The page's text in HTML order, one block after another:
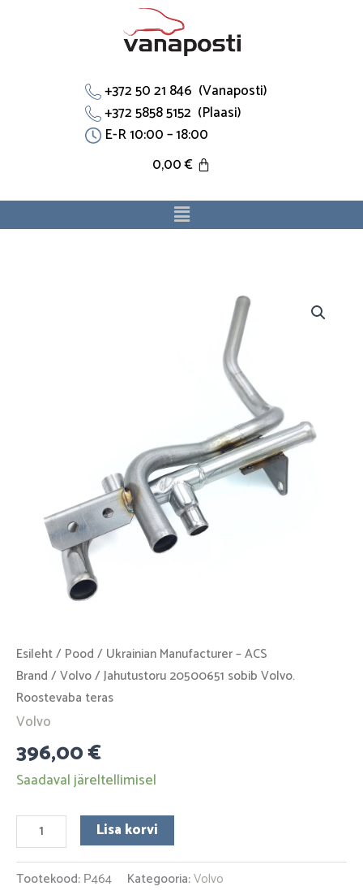
+372 50 21 846 (Vanaposti)
+372 5858 5152 (Plaasi)
E-R 10:00 – 18:00
0,00€
Menu
Esileht/ Pood / Ukrainian Manufacturer – ACS
Brand /Volvo/ Jahutustoru 20500651 sobib Volvo.
Roostevaba teras
Volvo
396,00€
Saadaval järeltellimisel
Lisa korvi
Tootekood: Р464 Kategooria:Volvo